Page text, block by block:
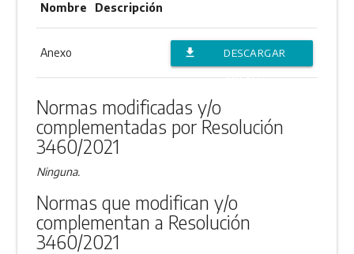
Nombre Descripción
Anexo file_download
DESCARGAR
ANEXO
Normas modificadas y/o
complementadas por Resolución
3460/2021
Ninguna.
Normas que modifican y/o
complementan a Resolución
3460/2021